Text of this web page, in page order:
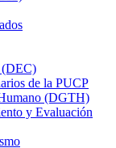
(DEC)
de la PUCP
(DGTH)
y Evaluación